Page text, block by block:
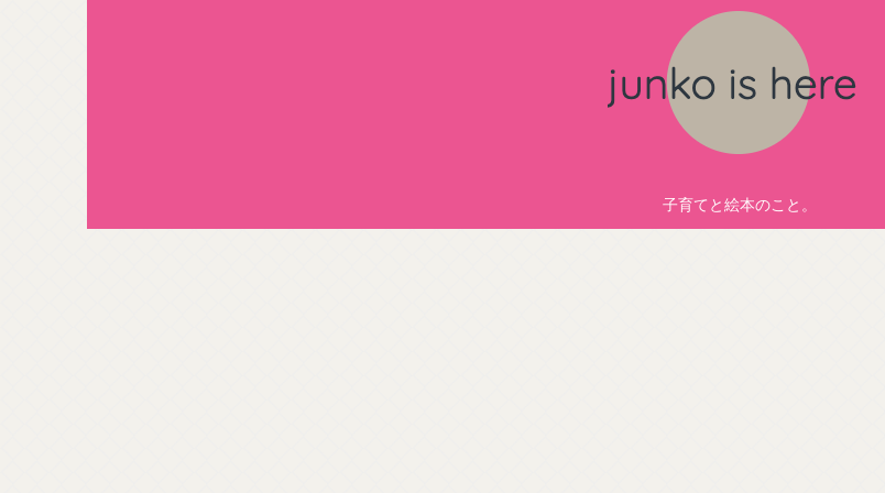
子育てと絵本のこと。